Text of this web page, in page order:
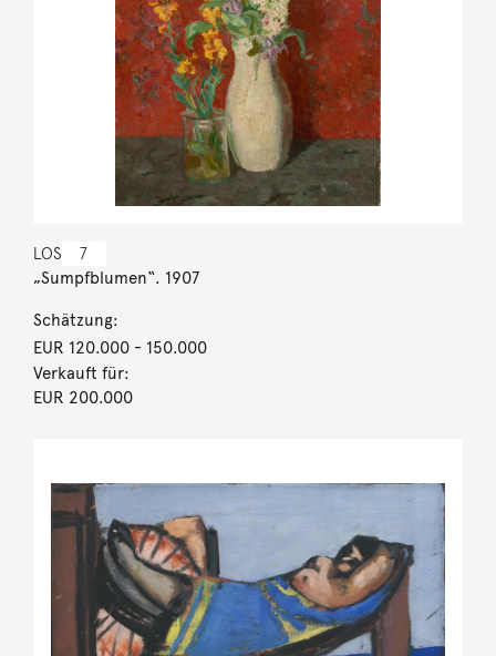
LOS 7
„Sumpfblumen“. 1907
Schätzung:
EUR 120.000- 150.000
Verkauft für:
EUR 200.000